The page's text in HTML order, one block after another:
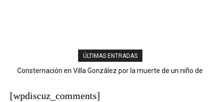
ÚLTIMAS ENTRADAS
Consternación en Villa González por la muerte de un niño de
[wpdiscuz_comments]